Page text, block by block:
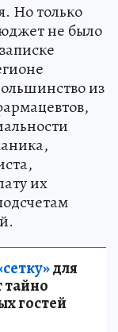
Но только
не было
из
их
для
тайно
гостей